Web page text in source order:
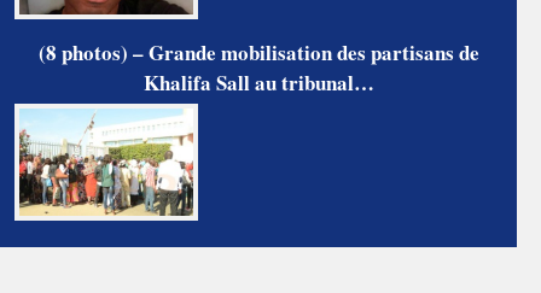
(8 photos) – Grande mobilisation des partisans de
Khalifa Sall au tribunal…